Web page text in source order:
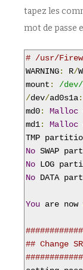
tapez les
mot de passe
# /usr/
WARNING: R/
mount : /dev/
/dev/ad0s1a:
md0: Malloc
md1: Malloc
TMP
No
No
No DATA
You are now
## Change